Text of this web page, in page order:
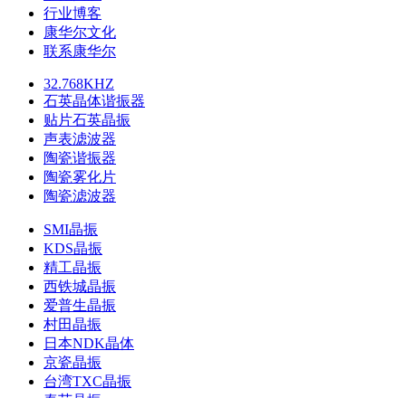
行业博客
康华尔文化
联系康华尔
32.768KHZ
石英晶体谐振器
贴片石英晶振
声表滤波器
陶瓷谐振器
陶瓷雾化片
陶瓷滤波器
SMI晶振
KDS晶振
精工晶振
西铁城晶振
爱普生晶振
村田晶振
日本NDK晶体
京瓷晶振
台湾TXC晶振